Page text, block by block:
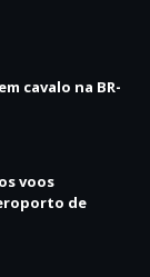
cavalo na BR-
voos
de